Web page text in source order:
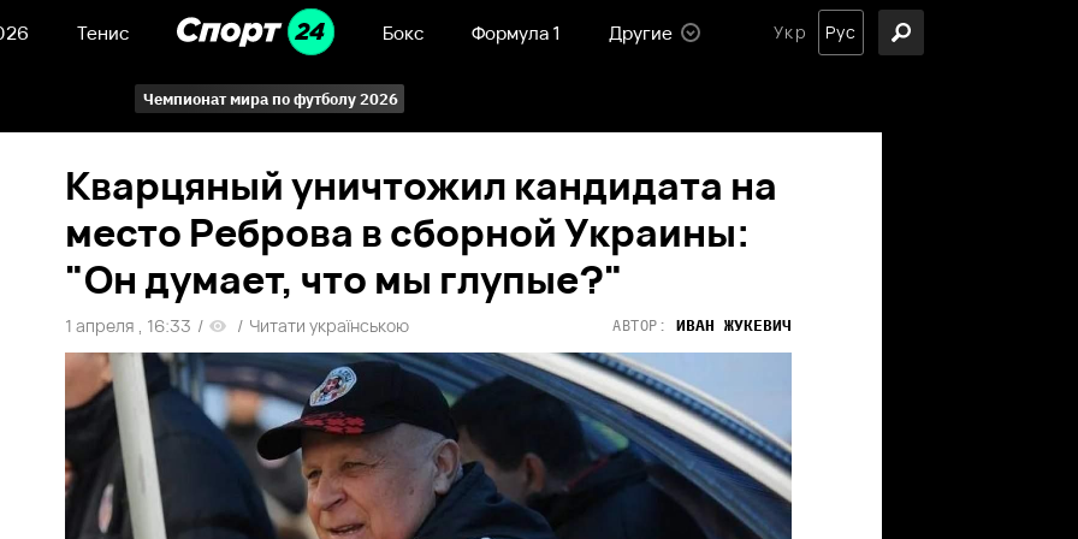
Тенис Бокс Формула 1 Другие Укр Рус
Чемпионат мира по футболу 2026
Кварцяный уничтожил кандидата на
место Реброва в сборной Украины:
"Он думает, что мы глупые?"
1 апреля , 16:33 / / Читати українською АВТОР: ИВАН ЖУКЕВИЧ